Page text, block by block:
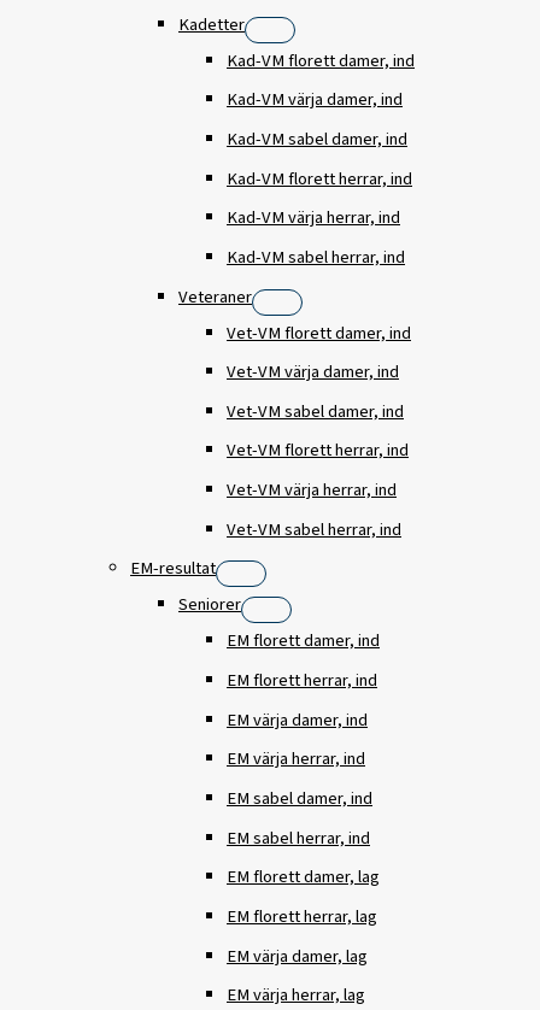
Kadetter
Kad-VM florett damer, ind
Kad-VM värja damer, ind
Kad-VM sabel damer, ind
Kad-VM florett herrar, ind
Kad-VM värja herrar, ind
Kad-VM sabel herrar, ind
Veteraner
Vet-VM florett damer, ind
Vet-VM värja damer, ind
Vet-VM sabel damer, ind
Vet-VM florett herrar, ind
Vet-VM värja herrar, ind
Vet-VM sabel herrar, ind
EM-resultat
Seniorer
EM florett damer, ind
EM florett herrar, ind
EM värja damer, ind
EM värja herrar, ind
EM sabel damer, ind
EM sabel herrar, ind
EM florett damer, lag
EM florett herrar, lag
EM värja damer, lag
EM värja herrar, lag